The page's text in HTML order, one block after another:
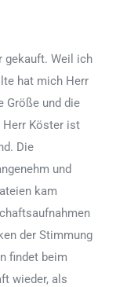
gekauft. Weil ich
hat mich Herr
Größe und die
Köster ist
Die
und
kam
der Stimmung
findet beim
wieder, als